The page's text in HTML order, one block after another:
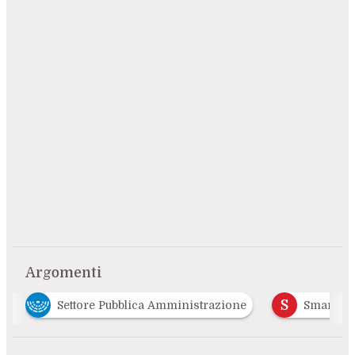
Argomenti
Settore Pubblica Amministrazione S Smart Cities